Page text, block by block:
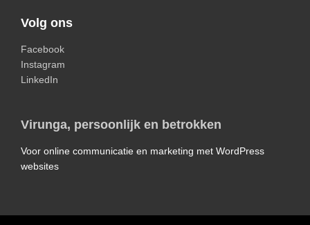
Volg ons
Facebook
Instagram
LinkedIn
Virunga, persoonlijk en betrokken
Voor online communicatie en marketing met WordPress
websites